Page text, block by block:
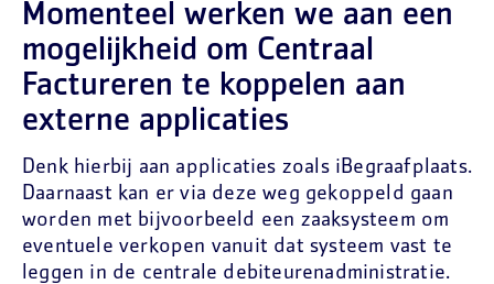
Momenteel werken we aan een
mogelijkheid om Centraal
Factureren te koppelen aan
externe applicaties
Denk hierbij aan applicaties zoals iBegraafplaats.
Daarnaast kan er via deze weg gekoppeld gaan
worden met bijvoorbeeld een zaaksysteem om
eventuele verkopen vanuit dat systeem vast te
leggen in de centrale debiteurenadministratie.